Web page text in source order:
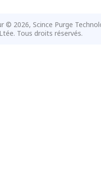
© 2026, Scince Purge
Ltée. Tous droits réservés.